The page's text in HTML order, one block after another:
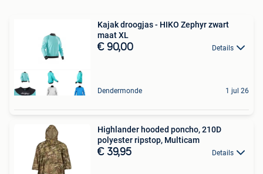
Kajak droogjas - HIKO Zephyr zwart
maat XL
€ 90,00 Details
Dendermonde 1 jul 26
Highlander hooded poncho, 210D
polyester ripstop, Multicam
€ 39,95 Details